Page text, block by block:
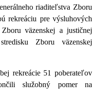
riaditeľstva Zboru
rekreáciu pre výsluhových
väzenskej a justičnej
Zboru väzenskej
rekreácie51 poberateľov
služobný pomer na